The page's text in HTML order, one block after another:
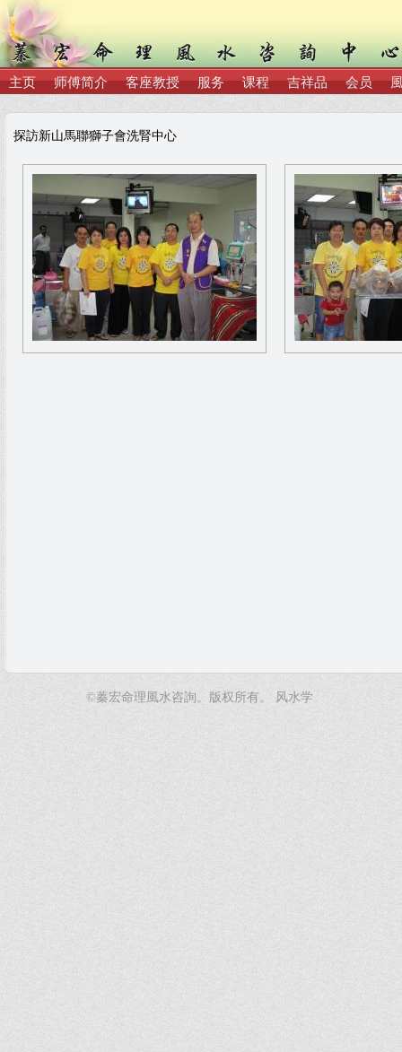
主页 师傅简介 客座教授 服务 课程 吉祥品 会员
探訪新山馬聯獅子會洗腎中心
©蓁宏命理風水咨詢。版权所有。 风水学